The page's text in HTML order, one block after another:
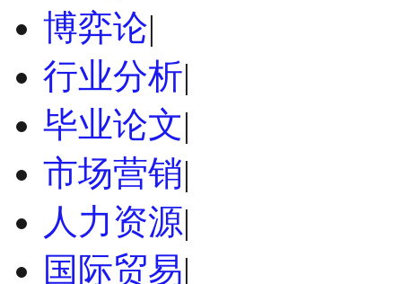
博弈论|
行业分析|
毕业论文|
市场营销|
人力资源|
国际贸易|